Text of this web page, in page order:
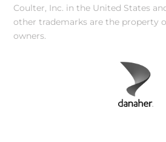
Coulter, Inc. in the United States
other trademarks are the property
owners.